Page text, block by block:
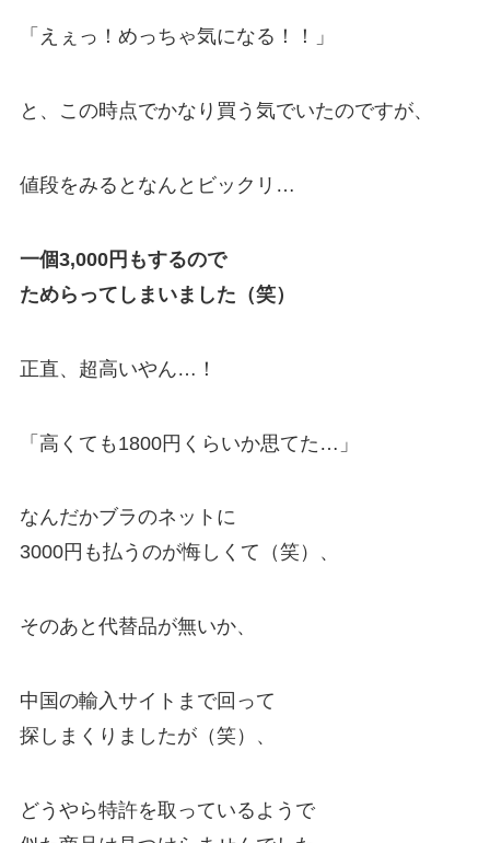
「えぇっ！めっちゃ気になる！！」
と、この時点でかなり買う気でいたのですが、
値段をみるとなんとビックリ…
一個3,000円もするので
ためらってしまいました（笑）
正直、超高いやん…！
「高くても1800円くらいか思てた…」
なんだかブラのネットに
3000円も払うのが悔しくて（笑）、
そのあと代替品が無いか、
中国の輸入サイトまで回って
探しまくりましたが（笑）、
どうやら特許を取っているようで